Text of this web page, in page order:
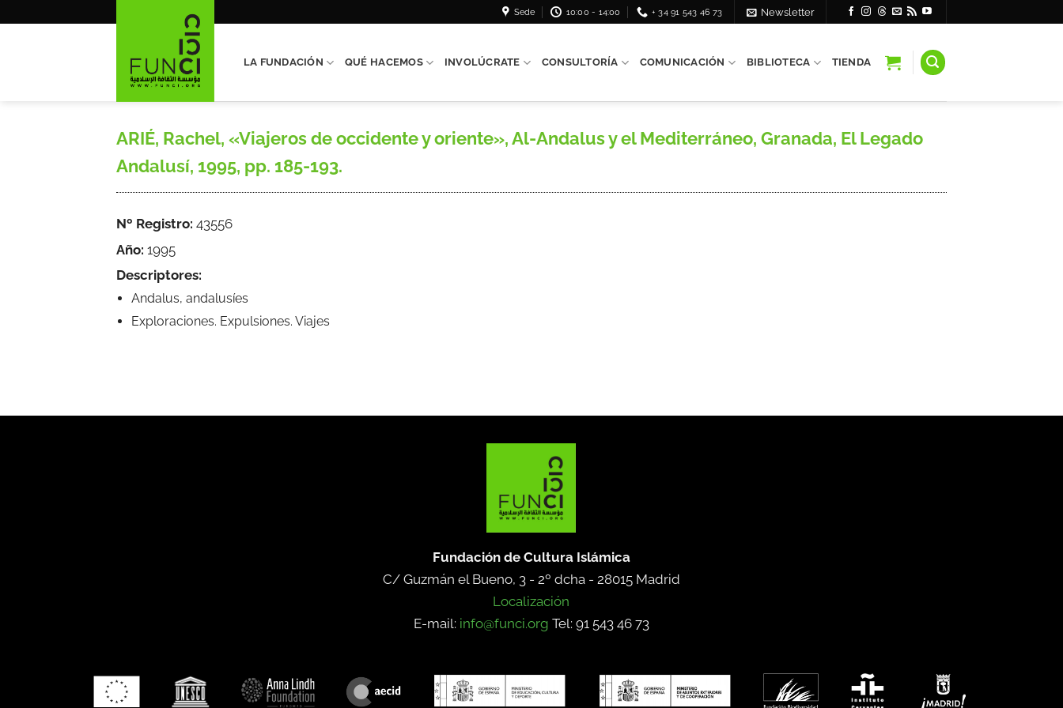
Sede 10:00 - 14:00 + 34 91 543 46 73 Newsletter
LA FUNDACIÓN QUÉ HACEMOS INVOLÚCRATE CONSULTORÍA COMUNICACIÓN BIBLIOTECA TIENDA
ARIÉ, Rachel, «Viajeros de occidente y oriente», Al-Andalus y el Mediterráneo, Granada, El Legado
Andalusí, 1995, pp. 185-193.
Nº Registro: 43556
Año: 1995
Descriptores:
Andalus, andalusíes
Exploraciones. Expulsiones. Viajes
Fundación de Cultura Islámica
C/ Guzmán el Bueno, 3 - 2º dcha - 28015 Madrid
Localización
E-mail: info@funci.org Tel: 91 543 46 73